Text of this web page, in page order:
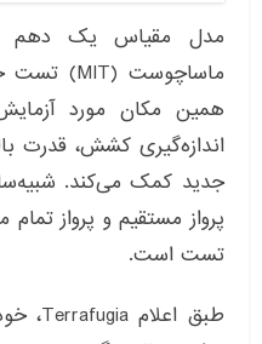
مدل مقیاس یک دهم
همین مکان مورد
اندازه‌گیری کشش، قدرت
جدید کمک می‌کند.
تست است.